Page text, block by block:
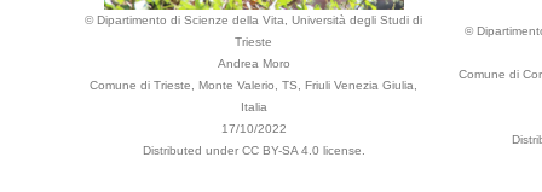
© Dipartimento di Scienze della Vita, Università degli Studi di
Trieste
Andrea Moro
Comune di Trieste, Monte Valerio, TS, Friuli Venezia Giulia,
Italia
17/10/2022
Distributed under CC BY-SA 4.0 license.
©
Comune di